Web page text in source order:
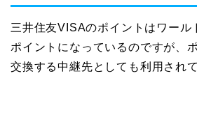
三井住友VISAのポイントはワール
ポイントになっているのですが、
交換する中継先としても利用され